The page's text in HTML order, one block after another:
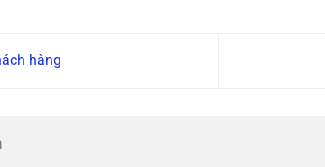
hàng